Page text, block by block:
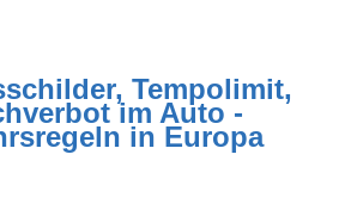
Tempolimit,
im Auto -
in Europa